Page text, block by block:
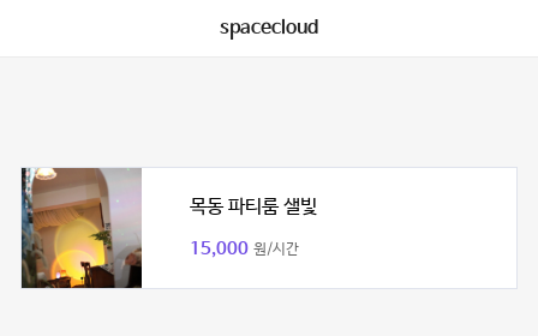
spacecloud
목동 파티룸 샐빛
15,000 원/시간